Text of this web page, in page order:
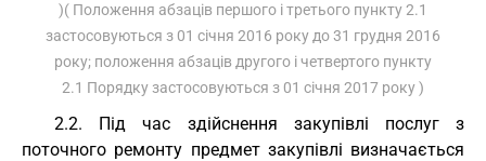
)( Положення абзаців першого і третього пункту 2.1
застосовуються з 01 січня 2016 року до 31 грудня 2016
року; положення абзаців другого і четвертого пункту
2.1 Порядку застосовуються з 01 січня 2017 року )
2.2. Під час здійснення закупівлі послуг з
поточного ремонту предмет закупівлі визначається